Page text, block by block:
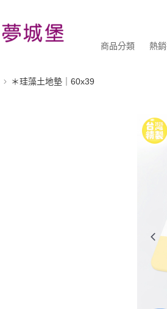
商品分類 熱
＊珪藻土地墊｜60x39